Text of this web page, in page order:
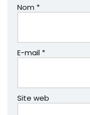
Nom *
E-mail *
Site web